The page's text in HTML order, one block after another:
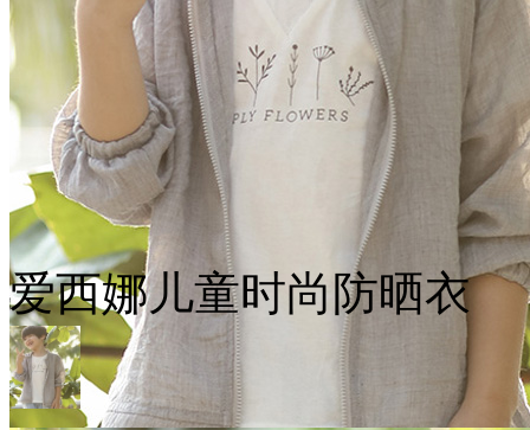
爱西娜儿童时尚防晒衣